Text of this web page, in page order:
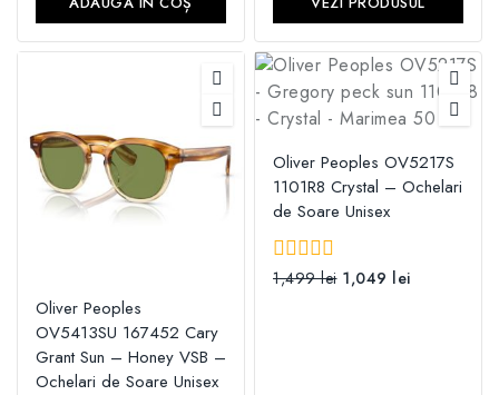
Oliver Peoples
OV5413SU 167452 Cary
Grant Sun – Honey VSB –
Ochelari de Soare Unisex
Oliver Peoples OV5217S
1101R8 Crystal – Ochelari
de Soare Unisex
0
1,499lei 1,049 lei